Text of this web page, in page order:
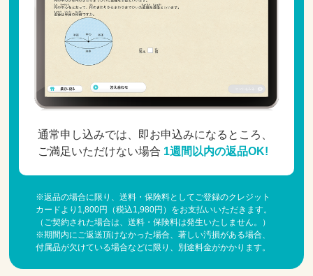
通常申し込みでは、即お申込みになるところ、
ご満足いただけない場合 1週間以内の返品OK!
※返品の場合に限り、送料・保険料としてご登録のクレジット
カードより1,800円（税込1,980円）をお支払いいただきます。
（ご契約された場合は、送料・保険料は発生いたしません。）
※期間内にご返送頂けなかった場合、著しい汚損がある場合、
付属品が欠けている場合などに限り、別途料金がかかります。